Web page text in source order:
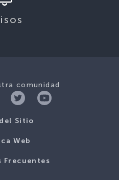
comunidad
Sitio
Web
Frecuentes